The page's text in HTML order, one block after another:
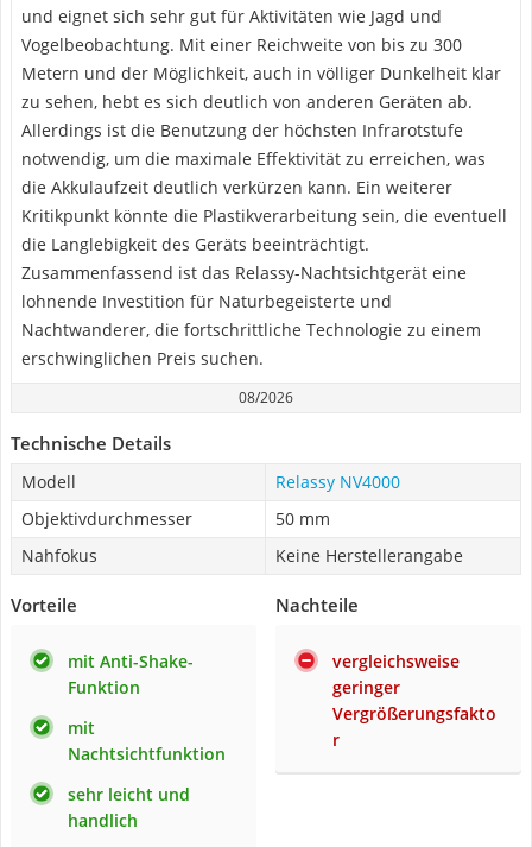
und eignet sich sehr gut für Aktivitäten wie Jagd und
Vogelbeobachtung. Mit einer Reichweite von bis zu 300
Metern und der Möglichkeit, auch in völliger Dunkelheit klar
zu sehen, hebt es sich deutlich von anderen Geräten ab.
Allerdings ist die Benutzung der höchsten Infrarotstufe
notwendig, um die maximale Effektivität zu erreichen, was
die Akkulaufzeit deutlich verkürzen kann. Ein weiterer
Kritikpunkt könnte die Plastikverarbeitung sein, die eventuell
die Langlebigkeit des Geräts beeinträchtigt.
Zusammenfassend ist das Relassy-Nachtsichtgerät eine
lohnende Investition für Naturbegeisterte und
Nachtwanderer, die fortschrittliche Technologie zu einem
erschwinglichen Preis suchen.
08/2026
Technische Details
Modell
Relassy NV4000
Objektivdurchmesser
50 mm
Nahfokus
Keine Herstellerangabe
Vorteile
mit Anti-Shake-
Funktion
mit
Nachtsichtfunktion
sehr leicht und
handlich
Nachteile
vergleichsweise
geringer
Vergrößerungsfakto
r